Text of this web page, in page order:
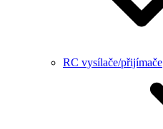
RC vysílače/přijímače